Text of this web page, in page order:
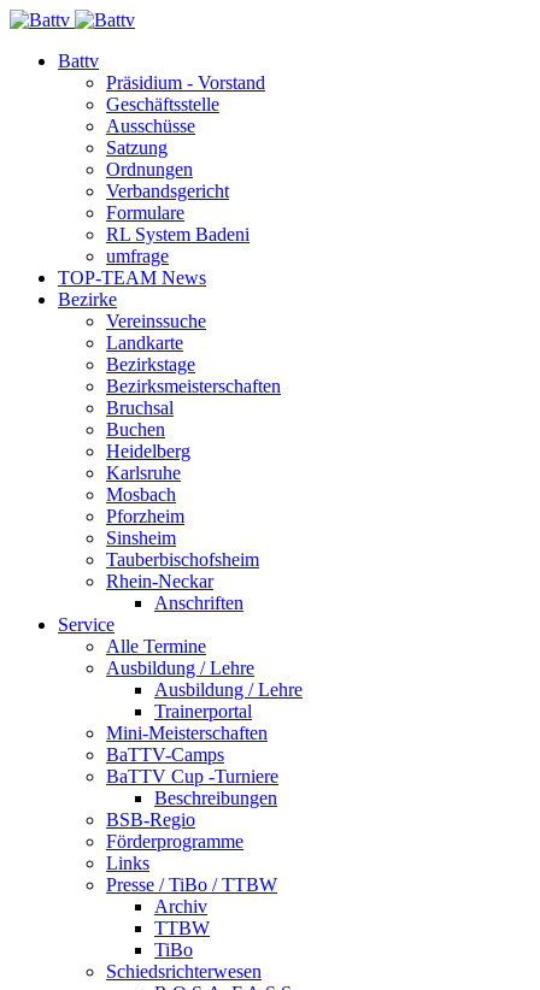
Battv
Präsidium - Vorstand
Geschäftsstelle
Ausschüsse
Satzung
Ordnungen
Verbandsgericht
Formulare
RL System Badeni
umfrage
TOP-TEAM News
Bezirke
Vereinssuche
Landkarte
Bezirkstage
Bezirksmeisterschaften
Bruchsal
Buchen
Heidelberg
Karlsruhe
Mosbach
Pforzheim
Sinsheim
Tauberbischofsheim
Rhein-Neckar
Anschriften
Service
Alle Termine
Ausbildung / Lehre
Ausbildung / Lehre
Trainerportal
Mini-Meisterschaften
BaTTV-Camps
BaTTV Cup -Turniere
Beschreibungen
BSB-Regio
Förderprogramme
Links
Presse / TiBo / TTBW
Archiv
TTBW
TiBo
Schiedsrichterwesen